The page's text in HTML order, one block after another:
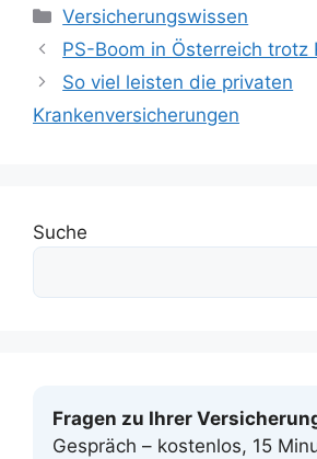
Kategorien
Versicherungswissen
PS-Boom in Österreich trotz
So viel leisten die privaten
Krankenversicherungen
Suche
Fragen zu Ihrer
Gespräch – kostenlos, 15